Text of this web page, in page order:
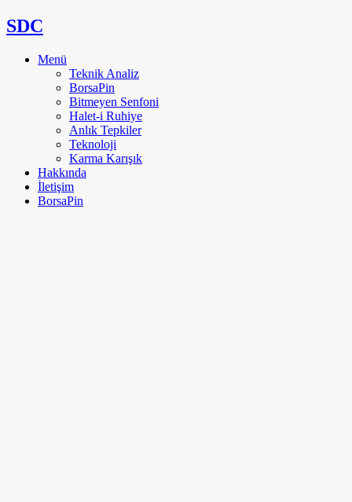
SDC
Menü
Teknik Analiz
BorsaPin
Bitmeyen Senfoni
Halet-i Ruhiye
Anlık Tepkiler
Teknoloji
Karma Karışık
Hakkında
İletişim
BorsaPin